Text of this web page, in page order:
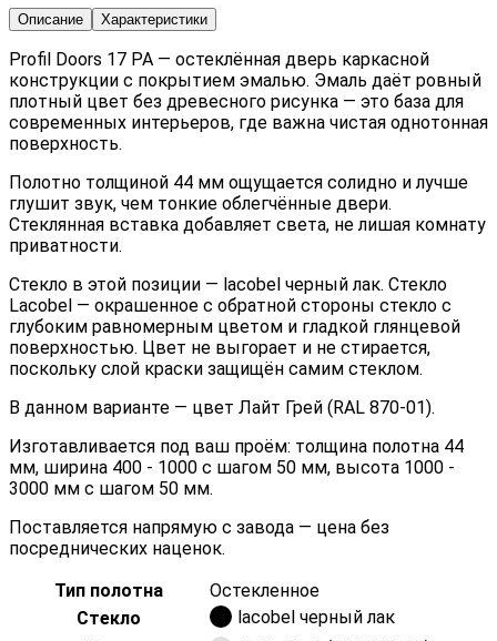
Описание Характеристики
Profil Doors 17 PA — остеклённая дверь каркасной
конструкции с покрытием эмалью. Эмаль даёт ровный
плотный цвет без древесного рисунка — это база для
современных интерьеров, где важна чистая однотонная
поверхность.
Полотно толщиной 44 мм ощущается солидно и лучше
глушит звук, чем тонкие облегчённые двери.
Стеклянная вставка добавляет света, не лишая комнату
приватности.
Стекло в этой позиции — lacobel черный лак. Стекло
Lacobel — окрашенное с обратной стороны стекло с
глубоким равномерным цветом и гладкой глянцевой
поверхностью. Цвет не выгорает и не стирается,
поскольку слой краски защищён самим стеклом.
В данном варианте — цвет Лайт Грей (RAL 870-01).
Изготавливается под ваш проём: толщина полотна 44
мм, ширина 400 - 1000 с шагом 50 мм, высота 1000 -
3000 мм с шагом 50 мм.
Поставляется напрямую с завода — цена без
посреднических наценок.
Тип полотна
Остекленное
Стекло
lacobel черный лак